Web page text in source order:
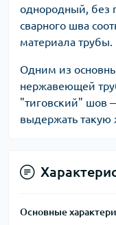
однородный, без
сварного шва
материала трубы.
Одним из
нержавеющей
"тиговский" шов
выдержать такую
Основные